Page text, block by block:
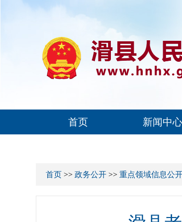
首页 新闻中心
首页 >> 政务公开 >> 重点领域信息公